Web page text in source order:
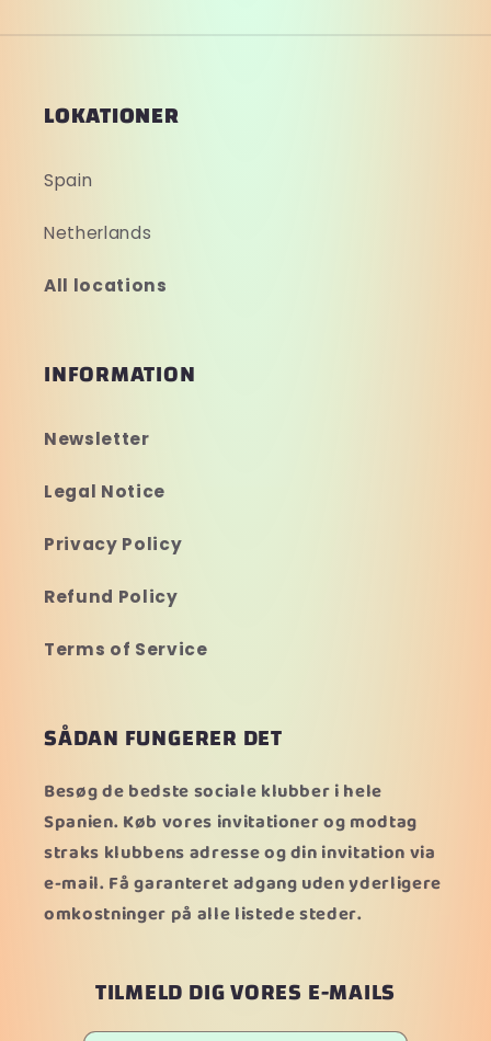
LOKATIONER
Spain
Netherlands
All locations
INFORMATION
Newsletter
Legal Notice
Privacy Policy
Refund Policy
Terms of Service
SÅDAN FUNGERER DET
Besøg de bedste sociale klubber i hele
Spanien. Køb vores invitationer og modtag
straks klubbens adresse og din invitation via
e-mail. Få garanteret adgang uden yderligere
omkostninger på alle listede steder.
TILMELD DIG VORES E-MAILS